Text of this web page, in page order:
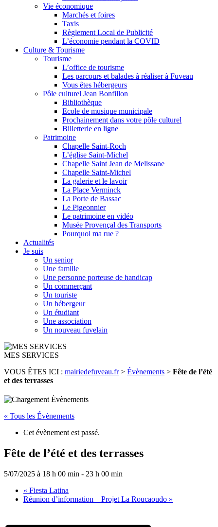
Vie économique
Marchés et foires
Taxis
Règlement Local de Publicité
L’économie pendant la COVID
Culture & Tourisme
Tourisme
L’office de tourisme
Les parcours et balades à réaliser à Fuveau
Vous êtes hébergeurs
Pôle culturel Jean Bonfillon
Bibliothèque
Ecole de musique municipale
Prochainement dans votre pôle culturel
Billetterie en ligne
Patrimoine
Chapelle Saint-Roch
L’église Saint-Michel
Chapelle Saint Jean de Melissane
Chapelle Saint-Michel
La galerie et le lavoir
La Place Verminck
La Porte de Bassac
Le Pigeonnier
Le patrimoine en vidéo
Musée Provençal des Transports
Pourquoi ma rue ?
Actualités
Je suis
Un senior
Une famille
Une personne porteuse de handicap
Un commerçant
Un touriste
Un hébergeur
Un étudiant
Une association
Un nouveau fuvelain
MES SERVICES
VOUS ÊTES ICI : mairiedefuveau.fr> Évènements > Fête de l’été
et des terrasses
« Tous les Évènements
Cet évènement est passé.
Fête de l’été et des terrasses
5/07/2025 à 18 h 00 min - 23 h 00 min
« Fiesta Latina
Réunion d’information – Projet La Roucaoudo »